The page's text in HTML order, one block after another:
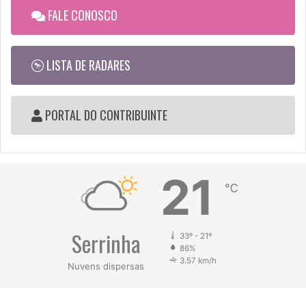
FALE CONOSCO
LISTA DE RADARES
PORTAL DO CONTRIBUINTE
Serrinha
Nuvens dispersas
21 ℃
33º - 21º
86%
3.57 km/h